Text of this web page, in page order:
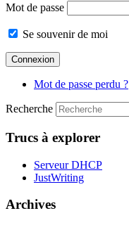
Mot de passe
Se souvenir de moi
Mot de passe perdu ?
Recherche
Trucs à explorer
Serveur DHCP
JustWriting
Archives